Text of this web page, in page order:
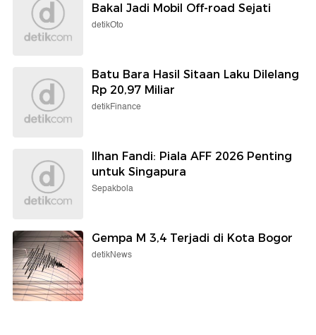
Bakal Jadi Mobil Off-road Sejati
detikOto
Batu Bara Hasil Sitaan Laku Dilelang
Rp 20,97 Miliar
detikFinance
Ilhan Fandi: Piala AFF 2026 Penting
untuk Singapura
Sepakbola
Gempa M 3,4 Terjadi di Kota Bogor
detikNews